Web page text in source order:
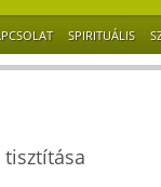
SPIRITUÁLIS